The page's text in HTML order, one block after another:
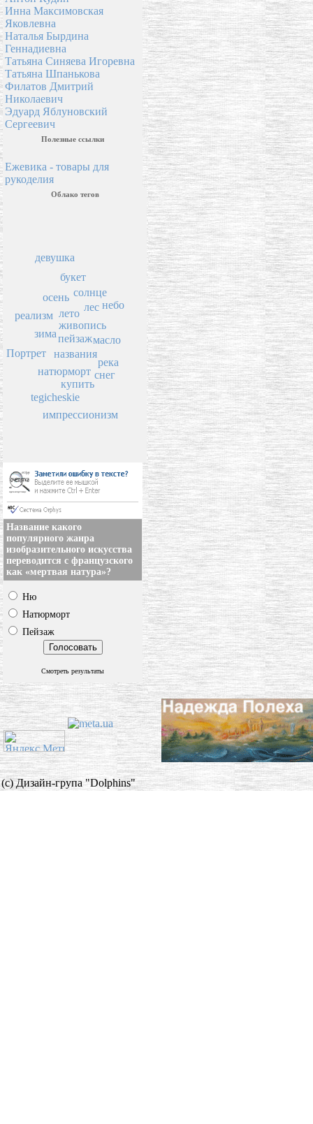
Инна Максимовская
Яковлевна
Наталья Бырдина
Геннадиевна
Татьяна Синяева Игоревна
Татьяна Шпанькова
Филатов Дмитрий
Николаевич
Эдуард Яблуновский
Сергеевич
Полезные ссылки
Ежевика - товары для
рукоделия
Облако тегов
пейзаж
названия
живопись
лето
натюрморт
купить
солнце
лес
зима
осень
букет
масло
река
снег
tegicheskie
реализм
небо
импрессионизм
Портрет
девушка
Название какого
популярного жанра
изобразительного искусства
переводится с французского
как «мертвая натура»?
Ню
Натюрморт
Пейзаж
Смотреть результаты
(c) Дизайн-група "Dolphins"